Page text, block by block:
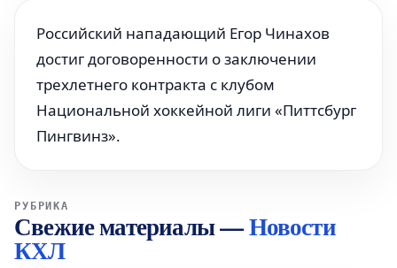
Российский нападающий Егор Чинахов
достиг договоренности о заключении
трехлетнего контракта с клубом
Национальной хоккейной лиги «Питтсбург
Пингвинз».
РУБРИКА
Свежие материалы—Новости
КХЛ